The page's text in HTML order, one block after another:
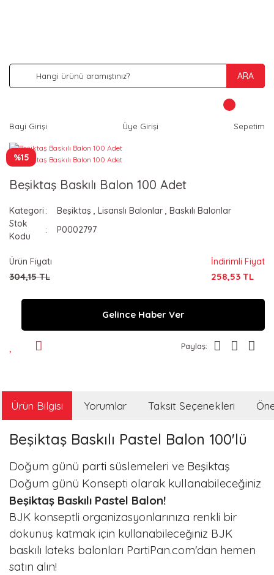
ARA
Bayi Girişi Üye Girişi Sepetim
%15
Beşiktaş Baskılı Balon 100 Adet
Kategori Beşiktaş , Lisanslı Balonlar , Baskılı Balonlar
Stok
Kodu
P0002797
Ürün Fiyatı
304,15 TL
İndirimli Fiyat
258,53 TL
Gelince Haber Ver
Paylaş:
Ürün Bilgisi Yorumlar Taksit Seçenekleri
Beşiktaş Baskılı Pastel Balon 100'lü
Doğum günü parti süslemeleri ve Beşiktaş
Doğum günü Konsepti olarak kullanabileceğiniz
Beşiktaş Baskılı Pastel Balon!
BJK konseptli organizasyonlarınıza renkli bir
dokunuş katmak için kullanabileceğiniz BJK
baskılı lateks balonları PartiPan.com'dan hemen
satın alın!